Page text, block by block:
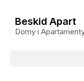
treści
Beskid Apart
Domy i